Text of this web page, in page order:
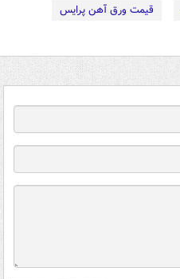
قیمت ورق آهن پرایس